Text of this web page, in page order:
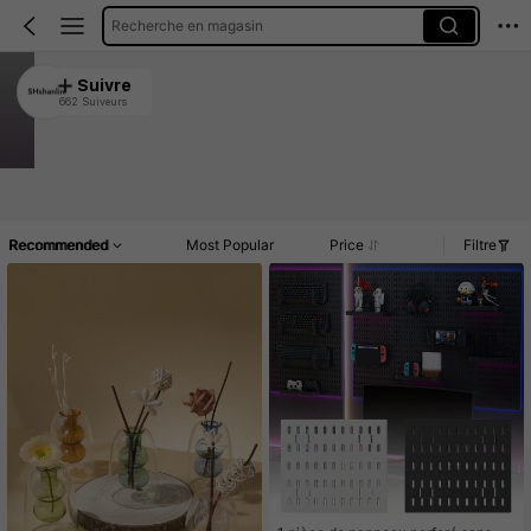
Recherche en magasin
SHshanlin
4.90
Suivre
662 Suiveurs
Recommended Most Popular Price Filtre